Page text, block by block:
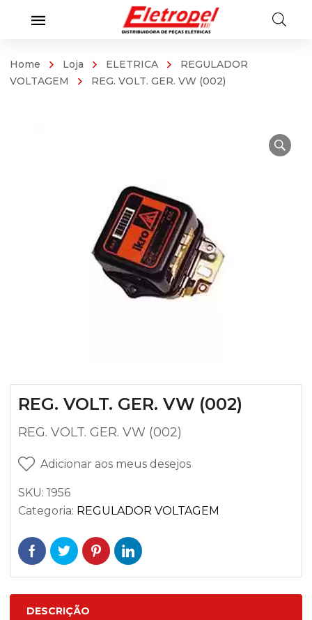
Home Loja ELETRICA
REGULADOR
VOLTAGEM
REG. VOLT. GER. VW (002)
REG. VOLT. GER. VW (002)
REG. VOLT. GER. VW (002)
Adicionar aos meus desejos
SKU: 1956
Categoria: REGULADOR VOLTAGEM
DESCRIÇÃO